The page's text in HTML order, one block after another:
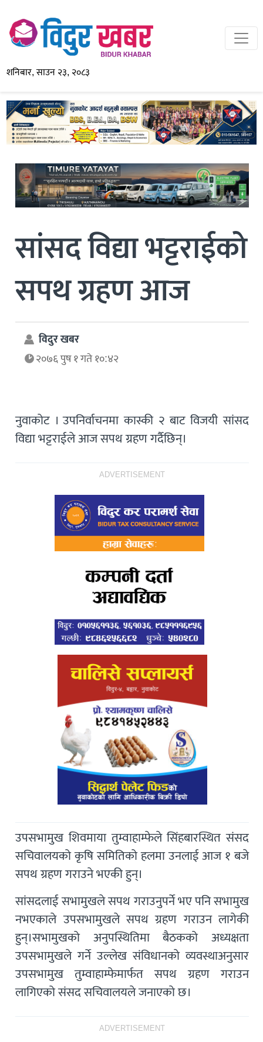
शनिबार, साउन २३, २०८३
सांसद विद्या भट्टराईकाे
सपथ ग्रहण आज
विदुर खबर
२०७६ पुष १ गते १०:४२
नुवाकोट । उपनिर्वाचनमा कास्की २ बाट विजयी सांसद
विद्या भट्टराईले आज सपथ ग्रहण गर्दैछिन्।
ADVERTISEMENT
उपसभामुख शिवमाया तुम्वाहाम्फेले सिंहबारस्थित संसद
सचिवालयको कृषि समितिको हलमा उनलाई आज १ बजे
सपथ ग्रहण गराउने भएकी हुन्।
सांसदलाई सभामुखले सपथ गराउनुपर्ने भए पनि सभामुख
नभएकाले उपसभामुखले सपथ ग्रहण गराउन लागेकी
हुन्।सभामुखको अनुपस्थितिमा बैठकको अध्यक्षता
उपसभामुखले गर्ने उल्लेख संविधानकाे व्यवस्थाअनुसार
उपसभामुख तुम्वाहाम्फेमार्फत सपथ ग्रहण गराउन
लागिएको संसद सचिवालयले जनाएकाे छ।
ADVERTISEMENT